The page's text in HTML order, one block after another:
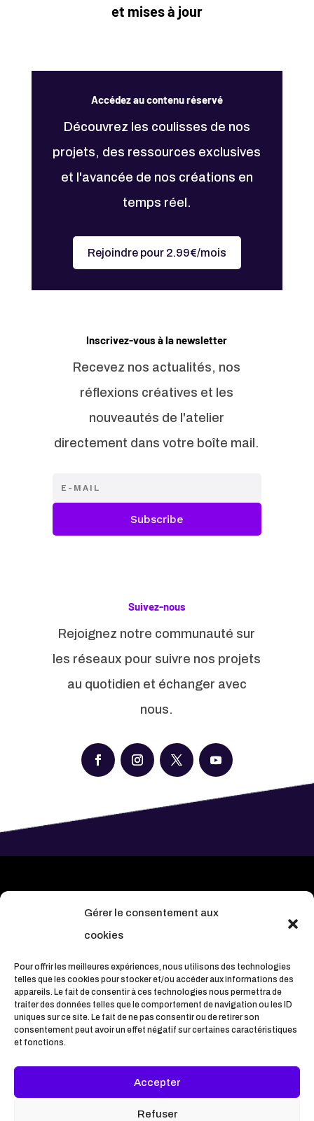
Gérer le consentement aux
cookies
Pour offrir les meilleures expériences, nous utilisons des technologies
telles que les cookies pour stocker et/ou accéder aux informations des
appareils. Le fait de consentir à ces technologies nous permettra de
traiter des données telles que le comportement de navigation ou les ID
uniques sur ce site. Le fait de ne pas consentir ou de retirer son
consentement peut avoir un effet négatif sur certaines caractéristiques
et fonctions.
Accepter
Refuser
et mises à jour
Accédez au contenu réservé
Découvrez les coulisses de nos
projets, des ressources exclusives
et l'avancée de nos créations en
temps réel.
Rejoindre pour 2.99€/mois
Inscrivez-vous à la newsletter
Recevez nos actualités, nos
réflexions créatives et les
nouveautés de l'atelier
directement dans votre boîte mail.
Subscribe
Suivez-nous
Rejoignez notre communauté sur
les réseaux pour suivre nos projets
au quotidien et échanger avec
nous.
Notre mission est de vous différencier de
vos concurrents en vous offrant une
qui reflète votre ADN de marque.